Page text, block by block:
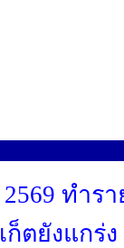
ทำร
ตยังแกร่